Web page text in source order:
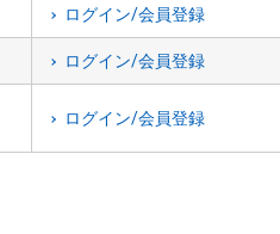
ログイン/会員登録
ログイン/会員登録
ログイン/会員登録